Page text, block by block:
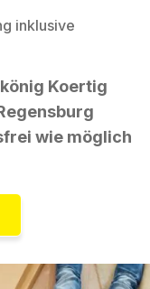
inklusive
Koertig
wie möglich